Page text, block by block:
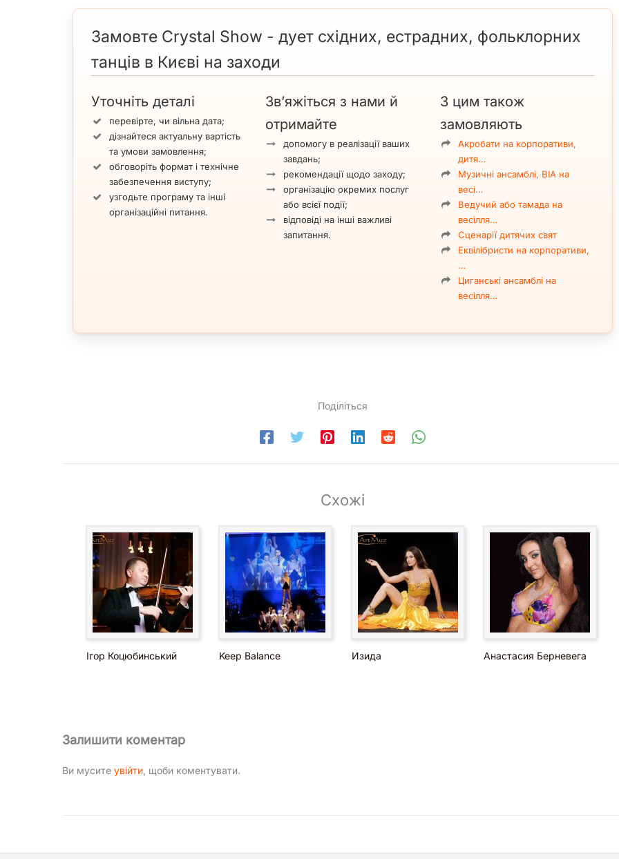
Замовте Crystal Show - дует східних, естрадних, фольклорних
танців в Києві на заходи
Уточніть деталі
перевірте, чи вільна дата;
дізнайтеся актуальну вартість
та умови замовлення;
обговоріть формат і технічне
забезпечення виступу;
узгодьте програму та інші
організаційні питання.
Зв’яжіться з нами й
отримайте
допомогу в реалізації ваших
завдань;
рекомендації щодо заходу;
організацію окремих послуг
або всієї події;
відповіді на інші важливі
запитання.
З цим також
замовляють
Акробати на корпоративи,
дитя…
Музичні ансамблі, ВІА на
весі…
Ведучий або тамада на
весілля…
Сценарії дитячих свят
Еквілібристи на корпоративи,
…
Циганські ансамблі на
весілля…
Поділіться
Схожі
Ігор Коцюбинський Keep Balance Изида Анастасия Берневега
Залишити коментар
Ви мусите увійти , щоби коментувати.